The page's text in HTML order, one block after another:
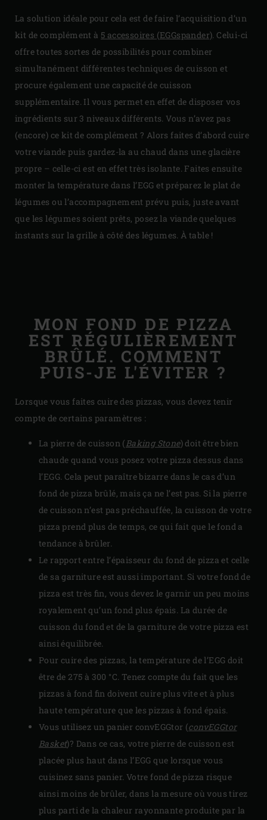
La solution idéale pour cela est de faire l’acquisition d’un
kit de complément à 5 accessoires (EGGspander) . Celui-ci
offre toutes sortes de possibilités pour combiner
simultanément différentes techniques de cuisson et
procure également une capacité de cuisson
supplémentaire. Il vous permet en effet de disposer vos
ingrédients sur 3 niveaux différents. Vous n’avez pas
(encore) ce kit de complément ? Alors faites d’abord cuire
votre viande puis gardez-la au chaud dans une glacière
propre – celle-ci est en effet très isolante. Faites ensuite
monter la température dans l’EGG et préparez le plat de
légumes ou l’accompagnement prévu puis, juste avant
que les légumes soient prêts, posez la viande quelques
instants sur la grille à côté des légumes. À table !
MON FOND DE PIZZA
EST RÉGULIÈREMENT
BRÛLÉ. COMMENT
PUIS-JE L'ÉVITER ?
Lorsque vous faites cuire des pizzas, vous devez tenir
compte de certains paramètres :
La pierre de cuisson (Baking Stone) doit être bien
chaude quand vous posez votre pizza dessus dans
l’EGG. Cela peut paraître bizarre dans le cas d’un
fond de pizza brûlé, mais ça ne l’est pas. Si la pierre
de cuisson n’est pas préchauffée, la cuisson de votre
pizza prend plus de temps, ce qui fait que le fond a
tendance à brûler.
Le rapport entre l’épaisseur du fond de pizza et celle
de sa garniture est aussi important. Si votre fond de
pizza est très fin, vous devez le garnir un peu moins
royalement qu’un fond plus épais. La durée de
cuisson du fond et de la garniture de votre pizza est
ainsi équilibrée.
Pour cuire des pizzas, la température de l’EGG doit
être de 275 à 300 °C. Tenez compte du fait que les
pizzas à fond fin doivent cuire plus vite et à plus
haute température que les pizzas à fond épais.
Vous utilisez un panier convEGGtor (convEGGtor
Basket)? Dans ce cas, votre pierre de cuisson est
placée plus haut dans l’EGG que lorsque vous
cuisinez sans panier. Votre fond de pizza risque
ainsi moins de brûler, dans la mesure où vous tirez
plus parti de la chaleur rayonnante produite par la